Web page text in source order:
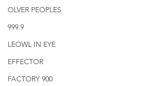
OLVER PEOPLES
999.9
LEOWL IN EYE
EFFECTOR
FACTORY 900